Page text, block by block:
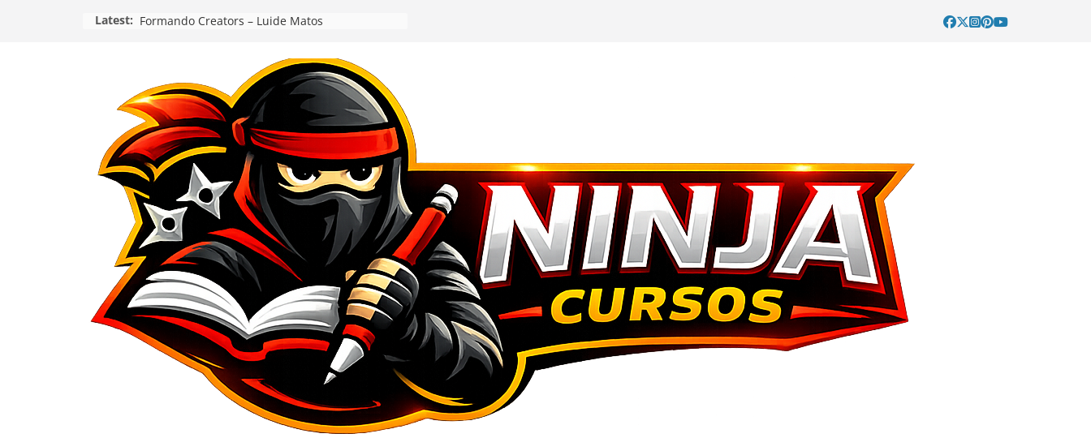
Latest: Formando Creators – Luide Matos